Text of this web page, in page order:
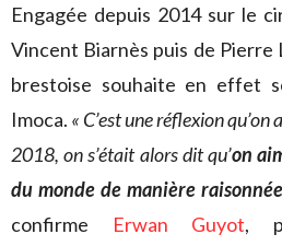
Engagée depuis 2014 sur le
Vincent Biarnès puis de Pierre
brestoise souhaite en effet
Imoca. « C’est une réflexion
2018, on s’était alors dit qu’on
du monde de manière raisonnée
confirme
Erwan Guyot,